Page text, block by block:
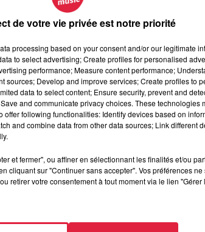
à 0h00
0h00
de votre vie privée est notre priorité
processing based on your consent and/or our legitimate
to select advertising; Create profiles for personalised
performance; Measure content performance;
sources; Develop and improve services; Create profiles to
data to select content; Ensure security, prevent and
and communicate privacy choices. These technologies
offer following functionalities: Identify devices based on
and combine data from other data sources; Link different
et fermer", ou affiner en sélectionnant les finalités et/ou
cliquant sur "Continuer sans accepter". Vos préférences
retirer votre consentement à tout moment via le lien